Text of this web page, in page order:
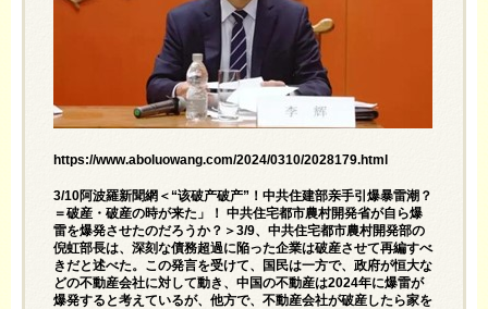
https://www.aboluowang.com/2024/0310/2028179.html
3/10阿波羅新聞網＜“该破产破产”！中共住建部亲手引爆暴雷潮？
＝破産・破産の時が来た」！ 中共住宅都市農村開発省が自ら爆
雷を爆発させたのだろうか？＞3/9、中共住宅都市農村開発部の
倪虹部長は、深刻な債務超過に陥った企業は破産させて再編すべ
きだと述べた。この発言を受けて、国民は一方で、政府が恒大な
どの不動産会社に対して動き、中国の不動産は2024年に爆雷が
爆発すると考えているが、他方で、不動産会社が破産したら家を